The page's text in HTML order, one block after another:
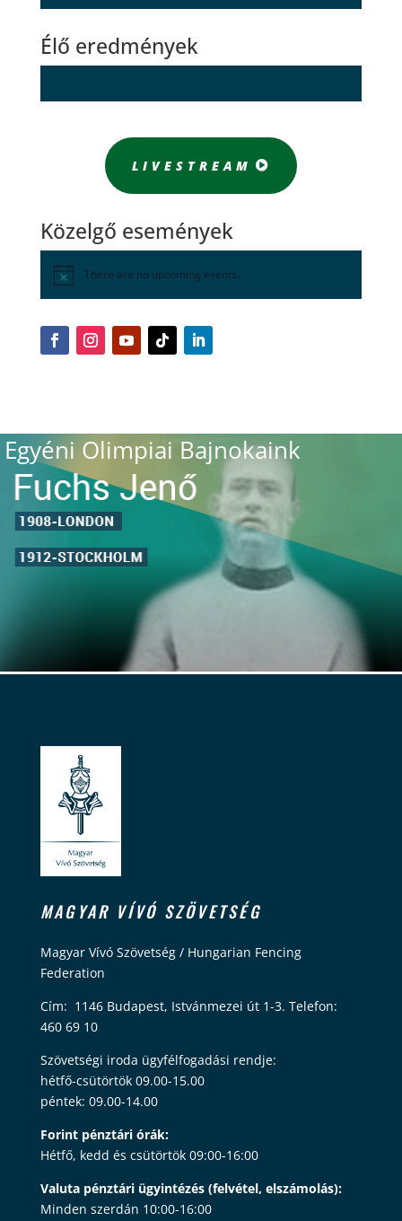
Élő eredmények
LIVESTREAM
Közelgő események
There are no upcoming events.
Egyéni Olimpiai Bajnokaink
MAGYAR VÍVÓ SZÖVETSÉG
Magyar Vívó Szövetség / Hungarian Fencing
Federation
Cím: 1146 Budapest, Istvánmezei út 1-3. Telefon:
460 69 10
Szövetségi iroda ügyfélfogadási rendje:
hétfő-csütörtök 09.00-15.00
péntek: 09.00-14.00
Forint pénztári órák:
Hétfő, kedd és csütörtök 09:00-16:00
Valuta pénztári ügyintézés (felvétel, elszámolás):
Minden szerdán 10:00-16:00